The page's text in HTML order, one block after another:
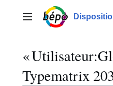
contenuMenu principal
«
Typematrix